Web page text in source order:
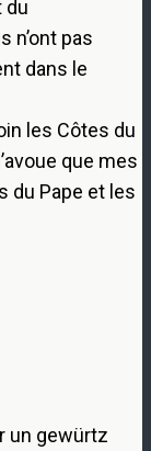
du
n’ont pas
dans le
les Côtes du
que mes
du Pape et les
un gewürtz